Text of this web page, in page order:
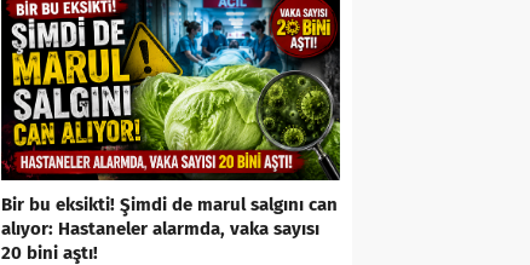
Bir bu eksikti! Şimdi de marul salgını can
alıyor: Hastaneler alarmda, vaka sayısı
20 bini aştı!